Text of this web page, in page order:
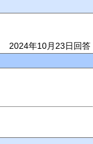
2024年10月23日回答